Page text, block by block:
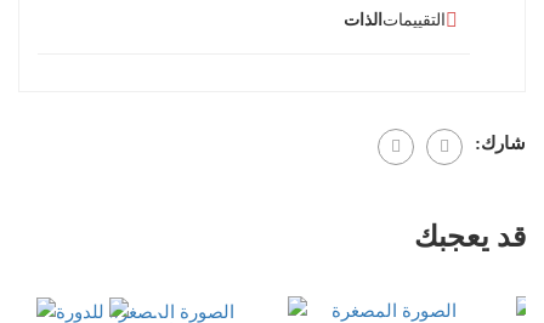
التقييمات الذات
شارك:
قد يعجبك